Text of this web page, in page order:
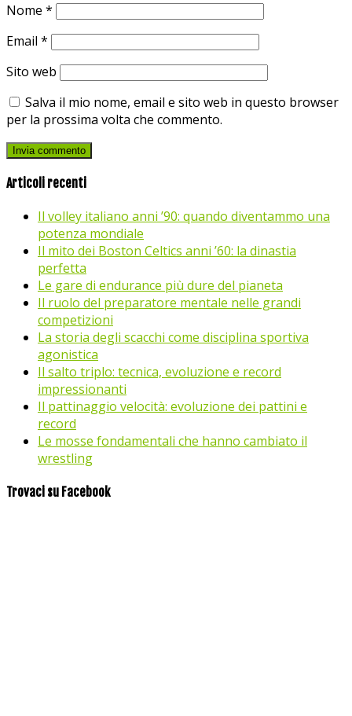
Nome *
Email *
Sito web
Salva il mio nome, email e sito web in questo browser
per la prossima volta che commento.
Articoli recenti
Il volley italiano anni ’90: quando diventammo una
potenza mondiale
Il mito dei Boston Celtics anni ’60: la dinastia
perfetta
Le gare di endurance più dure del pianeta
Il ruolo del preparatore mentale nelle grandi
competizioni
La storia degli scacchi come disciplina sportiva
agonistica
Il salto triplo: tecnica, evoluzione e record
impressionanti
Il pattinaggio velocità: evoluzione dei pattini e
record
Le mosse fondamentali che hanno cambiato il
wrestling
Trovaci su Facebook